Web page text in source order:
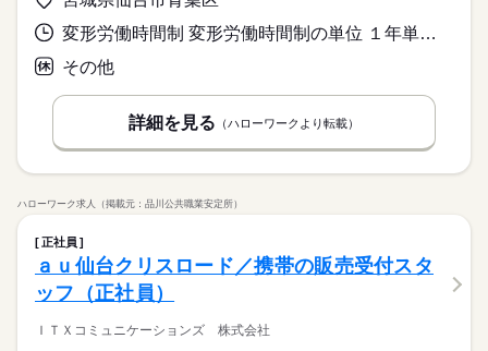
変形労働時間制 変形労働時間制の単位 １年単位 又は 9時30分〜19時30分の時間の間の8時間 就業時間に関する特記事項 ・１日の実働時間：８時間～８時間３０分のシフト制
その他
詳細を見る （ハローワークより転載）
ハローワーク求人（掲載元：品川公共職業安定所）
正社員
ａｕ仙台クリスロード／携帯の販売受付スタ
ッフ（正社員）
ＩＴＸコミュニケーションズ 株式会社